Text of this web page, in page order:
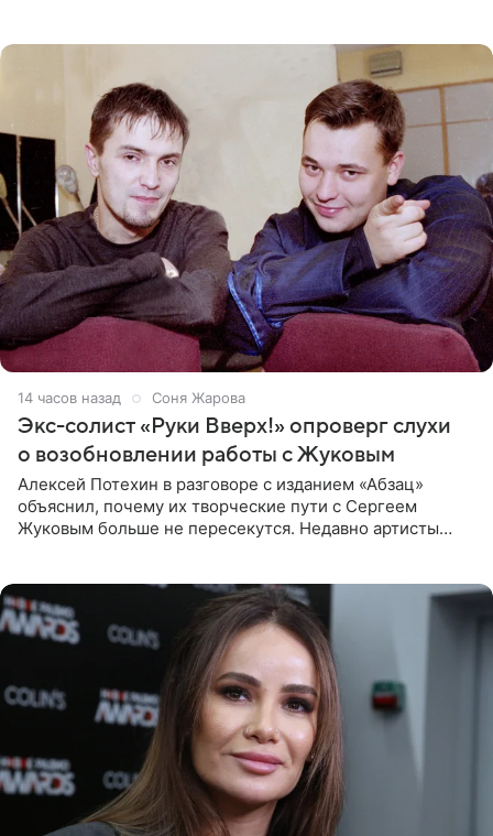
14 часов назад Соня Жарова
Экс-солист «Руки Вверх!» опроверг слухи
о возобновлении работы с Жуковым
Алексей Потехин в разговоре с изданием «Абзац»
объяснил, почему их творческие пути с Сергеем
Жуковым больше не пересекутся. Недавно артисты